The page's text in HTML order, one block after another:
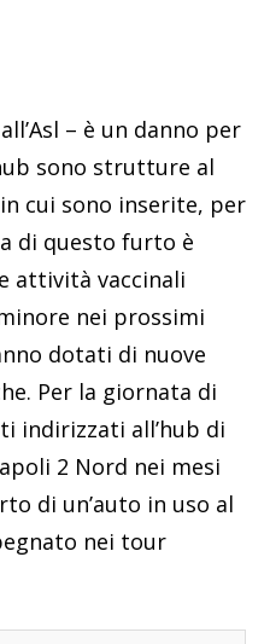
– è un danno per
sono strutture al
cui sono inserite, per
di questo furto è
attività vaccinali
nei prossimi
dotati di nuove
Per la giornata di
indirizzati all’hub di
2 Nord nei mesi
di un’auto in uso al
nei tour